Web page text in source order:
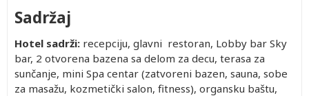
Sadržaj
Hotel sadrži: recepciju, glavni restoran, Lobby bar Sky
bar, 2 otvorena bazena sa delom za decu, terasa za
sunčanje, mini Spa centar (zatvoreni bazen, sauna, sobe
za masažu, kozmetički salon, fitness), organsku baštu,